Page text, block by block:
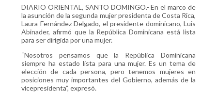
DIARIO ORIENTAL, SANTO DOMINGO.- En el marco de
la asunción de la segunda mujer presidenta de Costa Rica,
Laura Fernández Delgado, el presidente dominicano, Luis
Abinader, afirmó que la República Dominicana está lista
para ser dirigida por una mujer.
“Nosotros pensamos que la República Dominicana
siempre ha estado lista para una mujer. Es un tema de
elección de cada persona, pero tenemos mujeres en
posiciones muy importantes del Gobierno, además de la
vicepresidenta”, expresó.